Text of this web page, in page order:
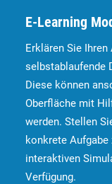
E-Learning
Erklären Sie
selbstablaufende
Diese können
Oberfläche mit
werden. Stellen
konkrete
interaktiven
Verfügung.